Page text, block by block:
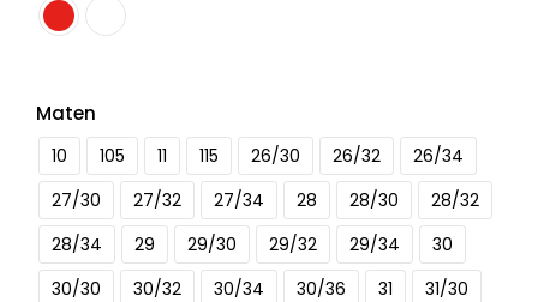
Maten
10 105 11 115 26/30 26/32
26/34
27/30
27/32 27/34 28 28/30
28/32
28/34
29 29/30 29/32 29/34
30
30/30
30/32 30/34 30/36 31
31/30